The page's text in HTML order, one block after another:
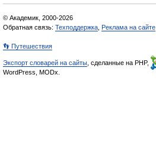
© Академик, 2000-2026
Обратная связь: Техподдержка Реклама на сайте
👣 Путешествия
Экспорт словарей на сайты , сделанные на PHP,
WordPress, MODx.